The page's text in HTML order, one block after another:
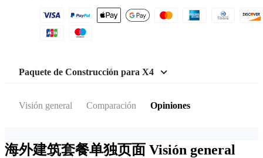
Paquete de Construcción para X4
Visión general Comparación Opiniones
海外建筑套餐单独页面 Visión general